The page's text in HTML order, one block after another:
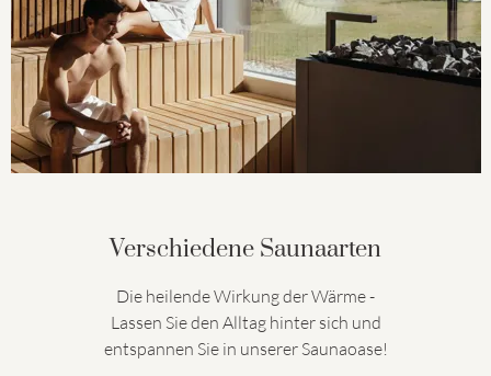
Verschiedene Saunaarten
Die heilende Wirkung der Wärme -
Lassen Sie den Alltag hinter sich und
entspannen Sie in unserer Saunaoase!